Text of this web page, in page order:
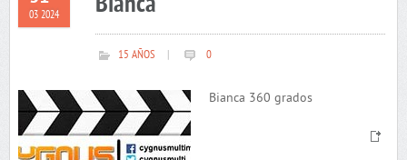
03 2024
15 AÑOS 0
Bianca 360 grados